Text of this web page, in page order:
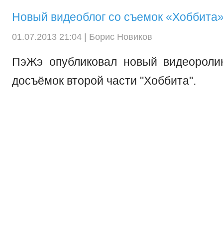
Новый видеоблог со съемок
01.07.2013 21:04 | Борис Новиков
ПэЖэ опубликовал новый
досъёмок второй части "Хоббита".